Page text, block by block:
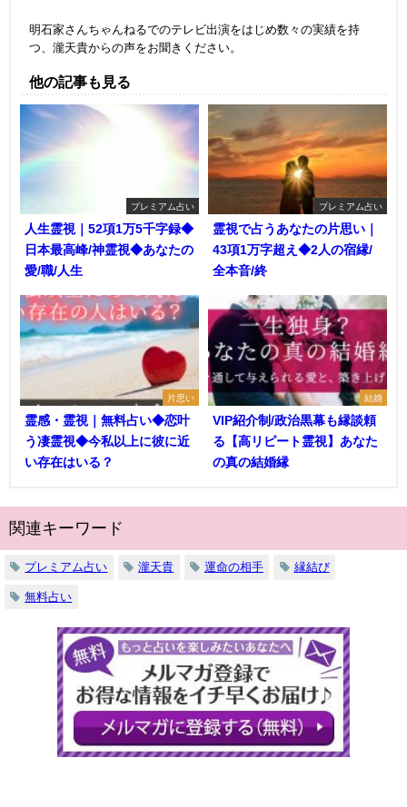
明石家さんちゃんねるでのテレビ出演をはじめ数々の実績を持
つ、瀧天貴からの声をお聞きください。
他の記事も見る
プレミアム占い
人生霊視｜52項1万5千字録◆
日本最高峰/神霊視◆あなたの
愛/職/人生
プレミアム占い
霊視で占うあなたの片思い｜
43項1万字超え◆2人の宿縁/
全本音/終
片思い
霊感・霊視｜無料占い◆恋叶
う凄霊視◆今私以上に彼に近
い存在はいる？
結婚
VIP紹介制/政治黒幕も縁談頼
る【高リピート霊視】あなた
の真の結婚縁
関連キーワード
プレミアム占い 瀧天貴 運命の相手 縁結び
無料占い